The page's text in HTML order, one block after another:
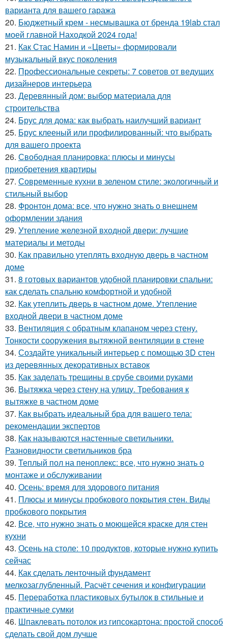
варианта для вашего гаража
20. Бюджетный крем - несмывашка от бренда 19lab стал
моей главной Находкой 2024 года!
21. Как Стас Намин и «Цветы» формировали
музыкальный вкус поколения
22. Профессиональные секреты: 7 советов от ведущих
дизайнеров интерьера
23. Деревянный дом: выбор материала для
строительства
24. Брус для дома: как выбрать наилучший вариант
25. Брус клееный или профилированный: что выбрать
для вашего проекта
26. Свободная планировка: плюсы и минусы
приобретения квартиры
27. Современные кухни в зеленом стиле: экологичный и
стильный выбор
28. Фронтон дома: все, что нужно знать о внешнем
оформлении здания
29. Утепление железной входной двери: лучшие
материалы и методы
30. Как правильно утеплять входную дверь в частном
доме
31. 8 готовых вариантов удобной планировки спальни:
как сделать спальню комфортной и удобной
32. Как утеплить дверь в частном доме. Утепление
входной двери в частном доме
33. Вентиляция с обратным клапаном через стену.
Тонкости сооружения вытяжной вентиляции в стене
34. Создайте уникальный интерьер с помощью 3D стен
из деревянных декоративных вставок
35. Как заделать трещины в срубе своими руками
36. Вытяжка через стену на улицу. Требования к
вытяжке в частном доме
37. Как выбрать идеальный бра для вашего тела:
рекомендации экспертов
38. Как называются настенные светильники.
Разновидности светильников бра
39. Теплый пол на пеноплекс: все, что нужно знать о
монтаже и обслуживании
40. Осень: время для здорового питания
41. Плюсы и минусы пробкового покрытия стен. Виды
пробкового покрытия
42. Все, что нужно знать о моющейся краске для стен
кухни
43. Осень на столе: 10 продуктов, которые нужно купить
сейчас
44. Как сделать ленточный фундамент
мелкозаглубленный. Расчёт сечения и конфигурации
45. Переработка пластиковых бутылок в стильные и
практичные сумки
46. Шпаклевать потолок из гипсокартона: простой способ
сделать свой дом лучше